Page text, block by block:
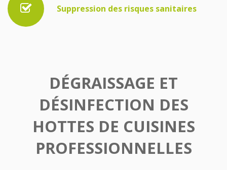
Suppression des risques sanitaires
DÉGRAISSAGE ET
DÉSINFECTION DES
HOTTES DE CUISINES
PROFESSIONNELLES